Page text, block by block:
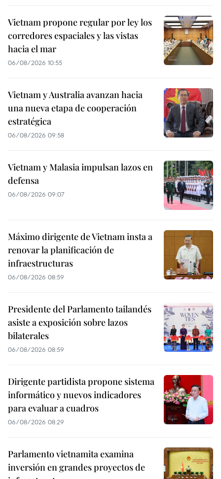
Vietnam propone regular por ley los
corredores espaciales y las vistas
hacia el mar
06/08/2026 10:55
Vietnam y Australia avanzan hacia
una nueva etapa de cooperación
estratégica
06/08/2026 09:58
Vietnam y Malasia impulsan lazos en
defensa
06/08/2026 09:07
Máximo dirigente de Vietnam insta a
renovar la planificación de
infraestructuras
06/08/2026 08:59
Presidente del Parlamento tailandés
asiste a exposición sobre lazos
bilaterales
06/08/2026 08:59
Dirigente partidista propone sistema
informático y nuevos indicadores
para evaluar a cuadros
06/08/2026 08:29
Parlamento vietnamita examina
inversión en grandes proyectos de